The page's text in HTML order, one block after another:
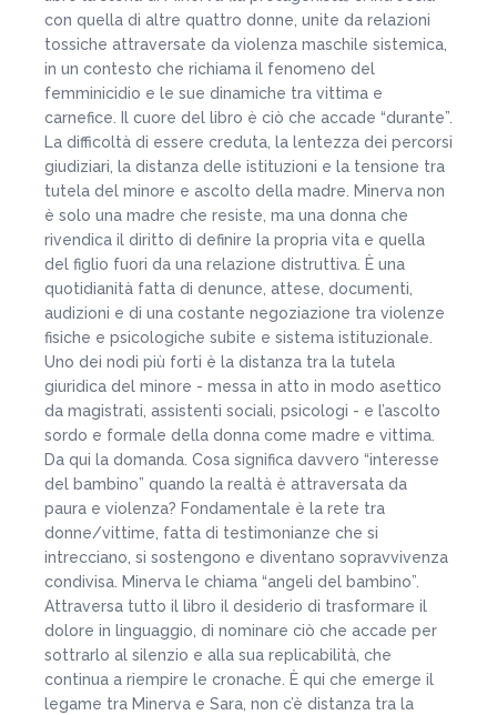
con quella di altre quattro donne, unite da relazioni
tossiche attraversate da violenza maschile sistemica,
in un contesto che richiama il fenomeno del
femminicidio e le sue dinamiche tra vittima e
carnefice. Il cuore del libro è ciò che accade “durante”.
La difficoltà di essere creduta, la lentezza dei percorsi
giudiziari, la distanza delle istituzioni e la tensione tra
tutela del minore e ascolto della madre. Minerva non
è solo una madre che resiste, ma una donna che
rivendica il diritto di definire la propria vita e quella
del figlio fuori da una relazione distruttiva. È una
quotidianità fatta di denunce, attese, documenti,
audizioni e di una costante negoziazione tra violenze
fisiche e psicologiche subite e sistema istituzionale.
Uno dei nodi più forti è la distanza tra la tutela
giuridica del minore - messa in atto in modo asettico
da magistrati, assistenti sociali, psicologi - e l’ascolto
sordo e formale della donna come madre e vittima.
Da qui la domanda. Cosa significa davvero “interesse
del bambino” quando la realtà è attraversata da
paura e violenza? Fondamentale è la rete tra
donne/vittime, fatta di testimonianze che si
intrecciano, si sostengono e diventano sopravvivenza
condivisa. Minerva le chiama “angeli del bambino”.
Attraversa tutto il libro il desiderio di trasformare il
dolore in linguaggio, di nominare ciò che accade per
sottrarlo al silenzio e alla sua replicabilità, che
continua a riempire le cronache. È qui che emerge il
legame tra Minerva e Sara, non c’è distanza tra la